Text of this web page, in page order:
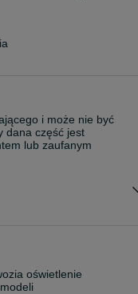
i może nie być
dana część jest
lub zaufanym
oświetlenie